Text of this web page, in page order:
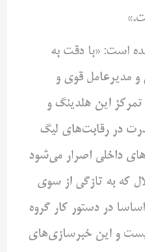
است: «با دقت به
مدیرعامل قوی و
تمرکز این هلدینگ و
در رقابت‌های لیگ
داخلی اصرار می‌شود
که به تازگی از سوی
در دستور کار گروه
و این خبرسازی‌های